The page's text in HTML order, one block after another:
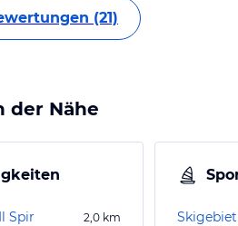
(21)
der Nähe
Spir 2,0 km